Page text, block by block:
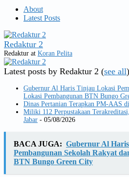
About
Latest Posts
Redaktur 2
Redaktur at Koran Pelita
Latest posts by Redaktur 2 (see all)
Gubernur Al Haris Tinjau Lokasi
Lokasi Pembangunan BTN Bungo
Dinas Pertanian Terapkan PM-AAS
Miliki 112 Perpustakaan
Jabar - 05/08/2026
BACA JUGA: Gubernur Al
Pembangunan Sekolah Rakyat
BTN Bungo Green City